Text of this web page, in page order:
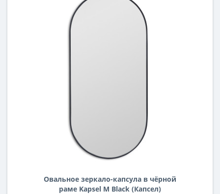
Овальное зеркало-капсула в чёрной
раме Kapsel M Black (Капсел)